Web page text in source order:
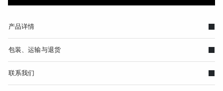
产品详情
包装、运输与退货
联系我们